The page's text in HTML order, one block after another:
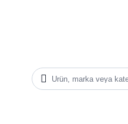
Ürün, marka veya